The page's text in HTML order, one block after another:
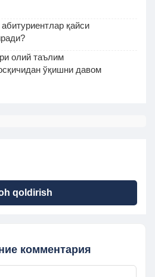
қайси
олий таълим
ўқишни давом
qoldirish
комментария